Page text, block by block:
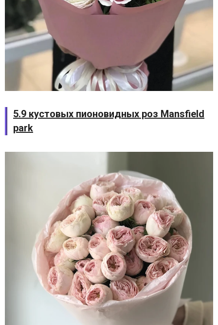
5.9 кустовых пионовидных роз Mansfield
park